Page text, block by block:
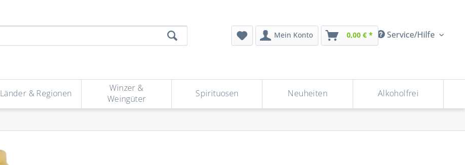
Service/Hilfe
Mein Konto 0,00 € *
Länder & Regionen
Winzer &
Weingüter
Spirituosen Neuheiten Alkoholfrei